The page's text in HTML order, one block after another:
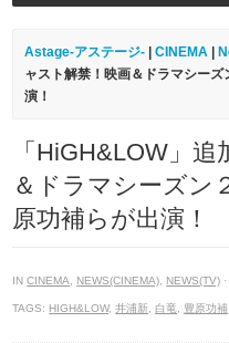
Astage-アステージ- |CINEMA
ャスト解禁！映画＆ドラマシー
演！
「HiGH&LOW」
＆ドラマシーズン
原功補らが出演！
INCINEMA NEWS(CINEMA) NEWS(TV)
TAGS: HIGH&LOW,井浦新 ,白竜 豊原功補